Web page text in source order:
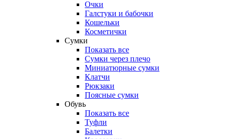
Очки
Галстуки и бабочки
Кошельки
Косметички
Сумки
Показать все
Сумки через плечо
Миниатюрные cумки
Клатчи
Рюкзаки
Поясные сумки
Обувь
Показать все
Туфли
Балетки